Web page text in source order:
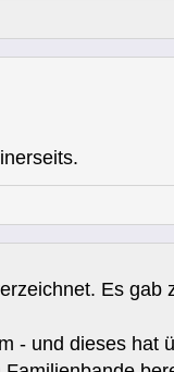
Es gab
- und dieses hat